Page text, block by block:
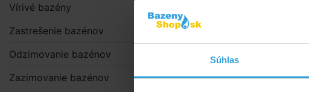
Súhlas
Vírivé bazény
Zastrešenie bazénov
Odzimovanie bazénov
Zazimovanie bazénov